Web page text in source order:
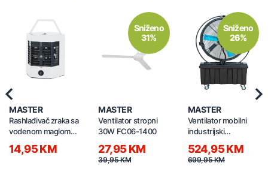
MASTER
Rashlađivač zraka sa
vodenom maglom
14,95 KM
Sniženo
31%
MASTER
Ventilator stropni
30W FC06-1400
27,95 KM
39,95 KM
Sniženo
26%
MASTER
Ventilator mobilni
industrijski
524,95 KM
699,95 KM
Previous